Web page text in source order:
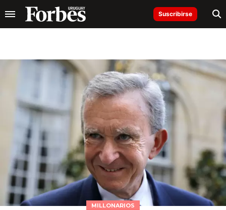
Suscribirse
MILLONARIOS